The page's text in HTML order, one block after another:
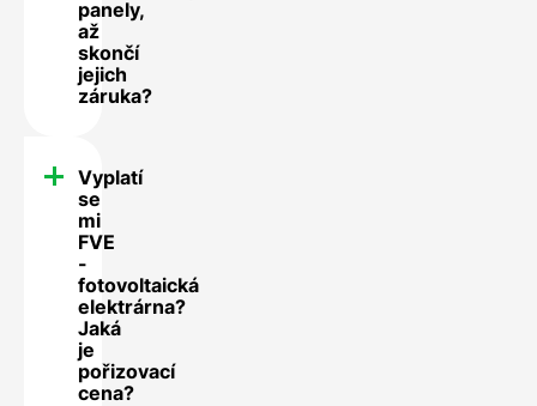
panely,
až
skončí
jejich
záruka?
Vyplatí
se
mi
FVE
-
fotovoltaická
elektrárna?
Jaká
je
pořizovací
cena?